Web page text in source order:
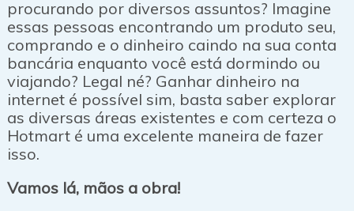
procurando por diversos assuntos? Imagine
essas pessoas encontrando um produto seu,
comprando e o dinheiro caindo na sua conta
bancária enquanto você está dormindo ou
viajando? Legal né? Ganhar dinheiro na
internet é possível sim, basta saber explorar
as diversas áreas existentes e com certeza o
Hotmart é uma excelente maneira de fazer
isso.
Vamos lá, mãos a obra!